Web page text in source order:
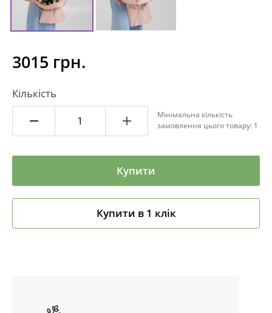
3015 грн.
Кількість
Мінімальна кількість
замовлення цього товару: 1
Купити
Купити в 1 клік